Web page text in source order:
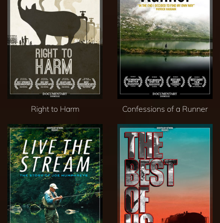
Right to Harm Confessions of a Runner